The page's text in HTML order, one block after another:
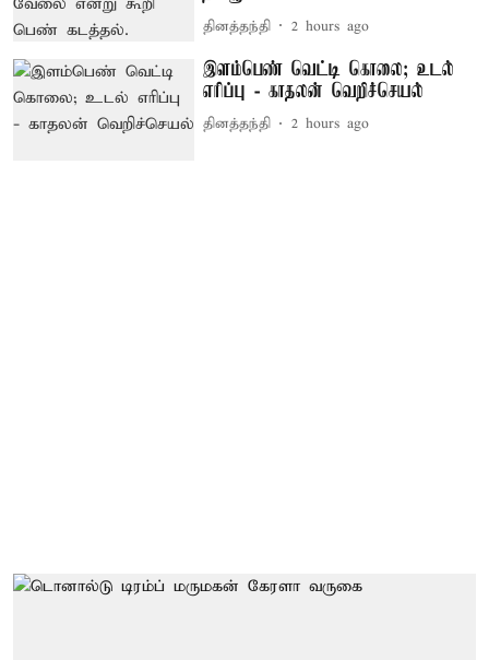
தினத்தந்தி 2 hours ago
இளம்பெண் வெட்டி கொலை; உடல்
எரிப்பு - காதலன் வெறிச்செயல்
தினத்தந்தி 2 hours ago